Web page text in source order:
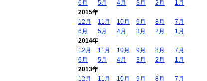
6月
5月 4月 3月 2月
1月
2015年
12月
11月 10月 9月 8月
7月
6月
5月 4月 3月 2月
1月
2014年
12月
11月 10月 9月 8月
7月
6月
5月 4月 3月 2月
1月
2013年
12月
11月 10月 9月 8月 7月